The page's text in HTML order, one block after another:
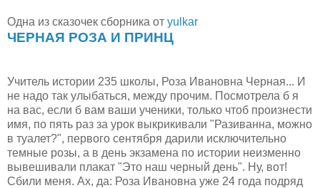
Одна из сказочек сборника от yulkar
ЧЕРНАЯ РОЗА И ПРИНЦ
Учитель истории 235 школы, Роза Ивановна Черная... И
не надо так улыбаться, между прочим. Посмотрела б я
на вас, если б вам ваши ученики, только чтоб произнести
имя, по пять раз за урок выкрикивали "Разиванна, можно
в туалет?", первого сентября дарили исключительно
темные розы, а в день экзамена по истории неизменно
вывешивали плакат "Это наш черный день". Ну, вот!
Сбили меня. Ах, да: Роза Ивановна уже 24 года подряд